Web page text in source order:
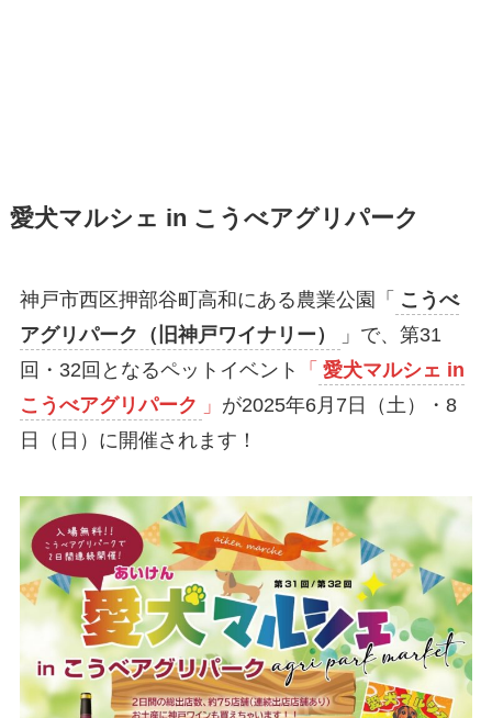
愛犬マルシェ in こうべアグリパーク
神戸市西区押部谷町高和にある農業公園「 こうべ
アグリパーク（旧神戸ワイナリー）
」で、第31
回・32回となるペットイベント
「 愛犬マルシェ in
こうべアグリパーク 」 が2025年6月7日（土）・8
日（日）に開催されます！